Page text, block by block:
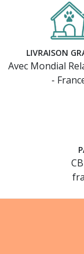
LIVRAISON
Avec Mondial
-